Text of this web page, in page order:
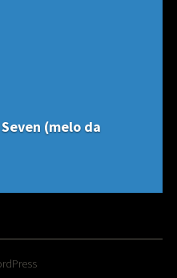
Seven
Nice
(melo da